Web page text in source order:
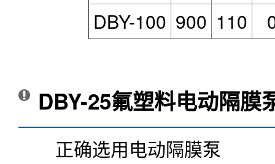
DBY-100 900 110
DBY-25氟塑料电动隔膜
正确选用电动隔膜泵